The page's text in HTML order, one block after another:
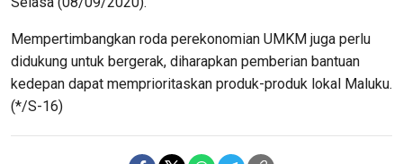
Mempertimbangkan roda perekonomian UMKM juga perlu
didukung untuk bergerak, diharapkan pemberian bantuan
kedepan dapat memprioritaskan produk-produk lokal Maluku.
(*/S-16)